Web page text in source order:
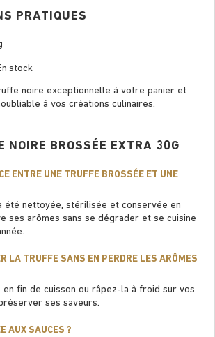
PRATIQUES
stock
noire exceptionnelle à votre panier et
à vos créations culinaires.
NOIRE BROSSÉE EXTRA 30G
ENTRE UNE TRUFFE BROSSÉE ET UNE
été nettoyée, stérilisée et conservée en
ses arômes sans se dégrader et se cuisine
LA TRUFFE SANS EN PERDRE LES ARÔMES
ﬁn de cuisson ou râpez-la à froid sur vos
ses saveurs.
AUX SAUCES ?